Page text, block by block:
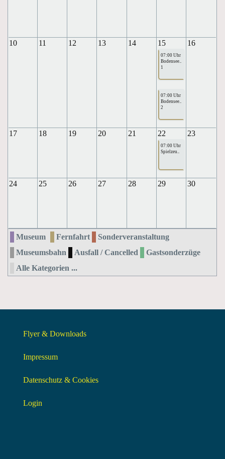
10 11 12 13 14 15 16
07:00 Uhr
Bodensee..
1
07:00 Uhr
Bodensee..
2
17 18 19 20 21 22 23
07:00 Uhr
Spielzeu..
24 25 26 27 28 29 30
Museum Fernfahrt
Sonderveranstaltung
Museumsbahn
Ausfall / Cancelled
Gastsonderzüge
Alle Kategorien ...
Flyer & Downloads
Impressum
Datenschutz & Cookies
Login